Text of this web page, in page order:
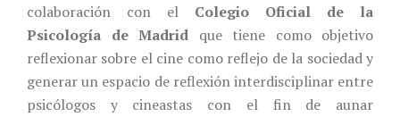
colaboración con el Colegio Oficial de la
Psicología de Madrid que tiene como objetivo
reflexionar sobre el cine como reflejo de la sociedad y
generar un espacio de reflexión interdisciplinar entre
psicólogos y cineastas con el fin de aunar